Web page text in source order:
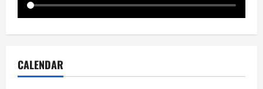
CALENDAR